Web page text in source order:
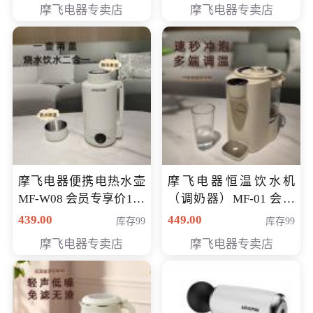
摩飞电器专卖店 摩飞电器专卖店
摩飞电器便携电热水壶
MF-W08 会员专享价198
元
439.00 库存99
摩飞电器专卖店
摩飞电器恒温饮水机
（调奶器）MF-01 会员
专享价366元
449.00 库存99
摩飞电器专卖店